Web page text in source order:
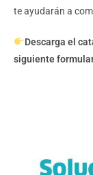
te ayudarán a
Descarga el
siguiente